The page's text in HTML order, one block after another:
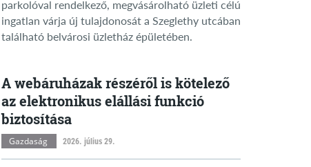
parkolóval rendelkező, megvásárolható üzleti célú
ingatlan várja új tulajdonosát a Szeglethy utcában
található belvárosi üzletház épületében.
A webáruházak részéről is kötelező
az elektronikus elállási funkció
biztosítása
Gazdaság 2026. július 29.